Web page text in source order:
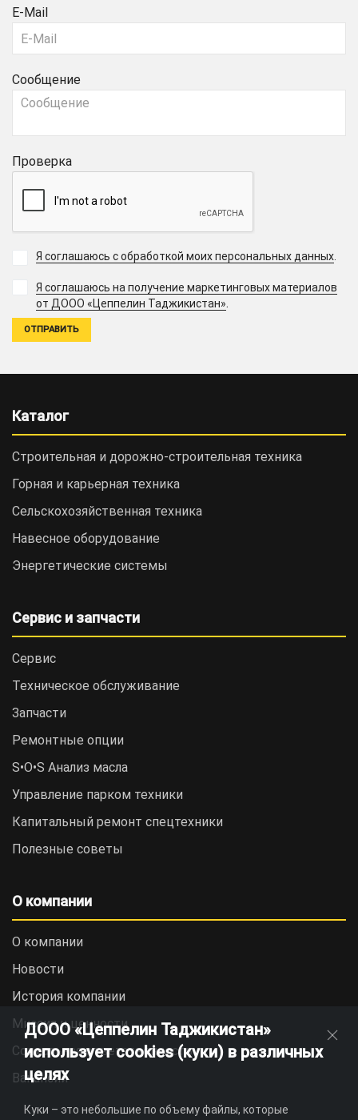
E-Mail
Сообщение
Проверка
Я соглашаюсь с обработкой моих персональных данных
Я соглашаюсь на получение маркетинговых материалов
от ДООО «Цеппелин Таджикистан».
Каталог
Строительная и дорожно-cтроительная техника
Горная и карьерная техника
Сельскохозяйственная техника
Навесное оборудование
Энергетические системы
Сервис и запчасти
Сервис
Техническое обслуживание
Запчасти
Ремонтные опции
S•O•S Анализ масла
Управление парком техники
Капитальный ремонт спецтехники
Полезные советы
О компании
О компании
Новости
История компании
Миссия и ценности
Социальная ответственность
Вакансии
ДООО «Цеппелин Таджикистан»
использует cookies (куки) в различных
целях
Куки – это небольшие по объему файлы, которые